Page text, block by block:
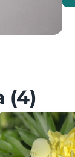
(4)